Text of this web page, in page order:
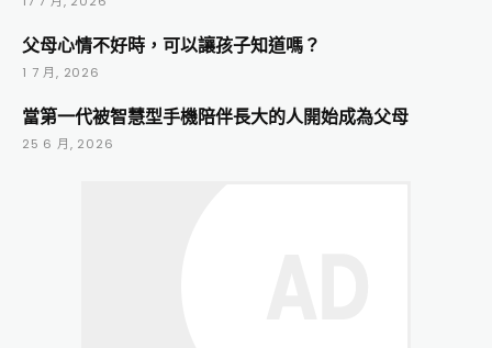
父母心情不好時，可以讓孩子知道嗎？
1 7 月, 2026
當第一代被智慧型手機陪伴長大的人開始成為父母
25 6 月, 2026